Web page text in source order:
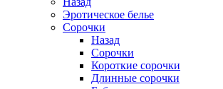
Эротическое белье
Сорочки
Назад
Сорочки
Короткие сорочки
Длинные сорочки